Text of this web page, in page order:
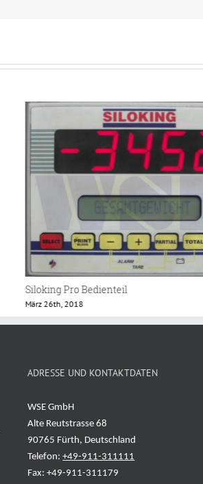
Siloking Bedienteil Add 2
Januar 18th, 2018
ADRESSE UND KONTAKTDATEN
WSE GmbH
Alte Reutstrasse 68
90765 Fürth, Deutschland
Telefon:+49-911-311111
Fax: +49-911-311179